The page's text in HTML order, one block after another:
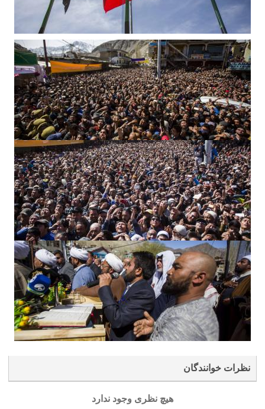
نظرات خوانندگان
هیچ نظری وجود ندارد